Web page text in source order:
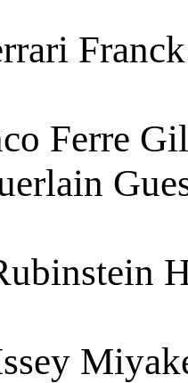
Ferre